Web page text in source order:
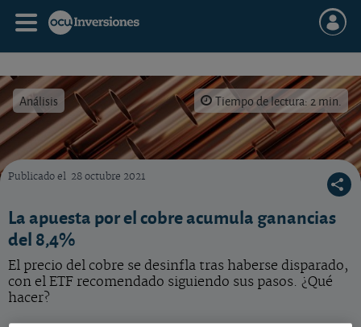
Análisis Tiempo de lectura: 2 min.
Publicado el 28 octubre 2021
La apuesta por el cobre acumula ganancias
del 8,4%
El precio del cobre se desinfla tras haberse disparado,
con el ETF recomendado siguiendo sus pasos. ¿Qué
hacer?